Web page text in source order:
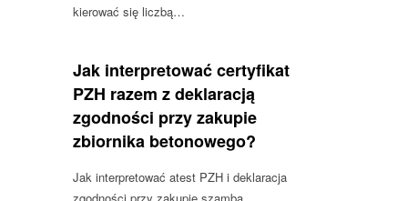
kierować się liczbą…
Jak interpretować certyfikat
PZH razem z deklaracją
zgodności przy zakupie
zbiornika betonowego?
Jak interpretować atest PZH i deklaracja